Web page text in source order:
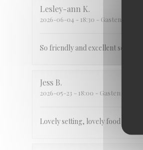
Lesley-ann K
2026-06-04 - 18:30 - Gasten 5
So friendly and excellent service
Jess B
2026-05-23 - 18:00 - Gasten 4
Lovely setting, lovely food and